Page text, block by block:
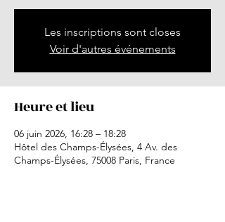
Les inscriptions sont closes
Voir d'autres événements
Heure et lieu
06 juin 2026, 16:28 – 18:28
Hôtel des Champs-Élysées, 4 Av. des
Champs-Élysées, 75008 Paris, France